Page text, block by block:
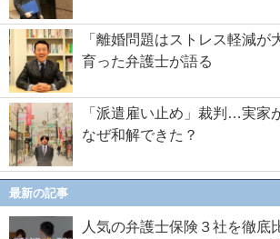
「離婚問題はストレス軽減が
育った弁護士が語る
「派遣雇い止め」裁判…実家
なぜ和解できた？
最新の記事
人気の弁護士保険３社を徹底